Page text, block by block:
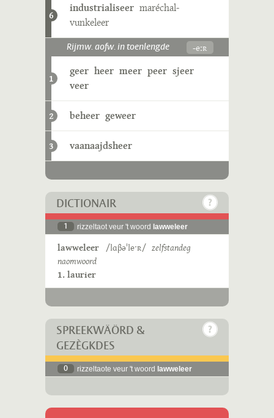
6
industrialiseer maréchal-
vunkeleer
Rijmw. aofw. in toenlengde -eːʀ
1
geer heer meer peer sjeer
veer
2 beheer geweer
3 vaanaajdsheer
DICTIONAIR
1 rizzeltaot veur 't woord lawweleer
lawweleer /lɑβəˈleˑʀ/ zelfstandeg
naomwoord
1. laurier
SPREEKWÄÖRD &
GEZÈGKDES
0 rizzeltaote veur 't woord lawweleer